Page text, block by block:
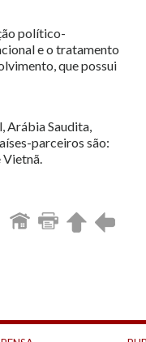
político-
e o tratamento
que possui
Arábia Saudita,
parceiros são:
Vietnã.